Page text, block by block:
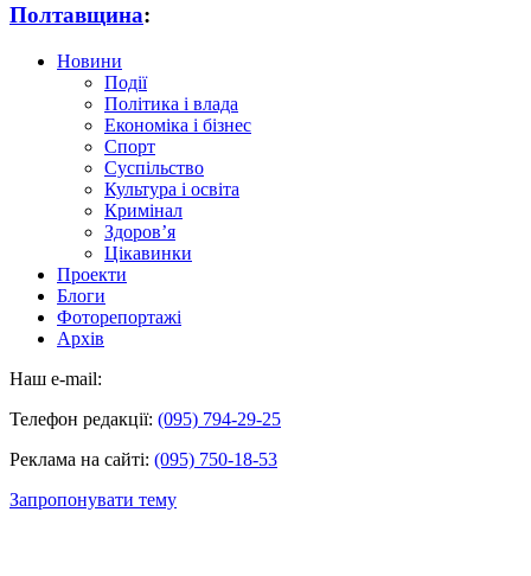
Полтавщина:
Новини
Події
Політика і влада
Економіка і бізнес
Спорт
Суспільство
Культура і освіта
Кримінал
Здоров’я
Цікавинки
Проекти
Блоги
Фоторепортажі
Архів
Наш e-mail:
Телефон редакції: (095) 794-29-25
Реклама на сайті: (095) 750-18-53
Запропонувати тему